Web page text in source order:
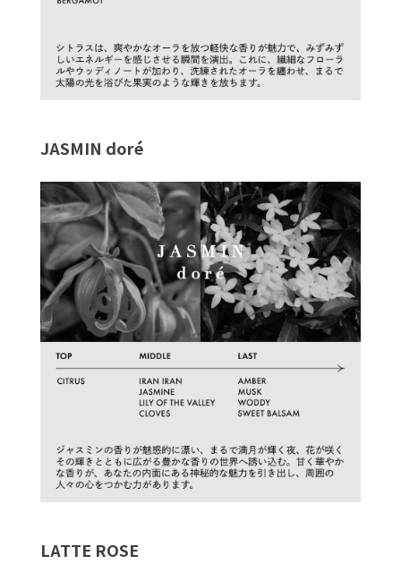
JASMIN doré
LATTE ROSE